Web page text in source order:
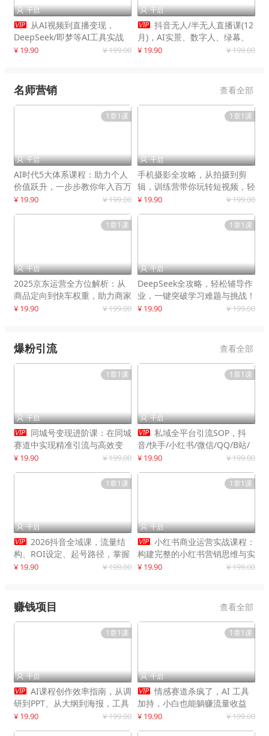
 千启
 从AI视频到直播变现，
DeepSeek/即梦等AI工具实战
教学，生产爆款视频，打造高流
¥ 19.90 ¥ 199.00
 千启
 抖音无人/半无人直播课(12
月)，AI实景、数字人、绿幕、
多种玩法、24小时自动盈利
¥ 19.90 ¥ 199.00
名师营销 查看全部
1章1课
 千启
AI时代5大体系课程：助力个人
价值跃升，一步步教你年入百万
¥ 19.90 ¥ 199.00
1章1课
 千启
手机摄影全攻略，从拍摄到剪
辑，训练营带你玩转短视频，轻
松拍大片
¥ 19.90 ¥ 199.00
1章1课
 千启
2025京东运营全方位解析：从
商品定向到快车权重，助力商家
打造爆款商品
¥ 19.90 ¥ 199.00
1章1课
 千启
DeepSeek全攻略，轻松辅导作
业，一键突破学习难题与挑战！
¥ 19.90 ¥ 199.00
爆粉引流 查看全部
1章1课
 千启
 同城号变现进阶课：在同城
赛道中实现精准引流与高效变
现，单店月引流成交额提升50%
¥ 19.90 ¥ 199.00
1章1课
 千启
 私域全平台引流SOP，抖
音/快手/小红书/微信/QQ/B站/
闲鱼等，技术合集，高效转化公
¥ 19.90 ¥ 199.00
1章1课
 千启
 2026抖音全域课，流量结
构、ROI设定、起号路径，掌握
平台新规下利润最大化
¥ 19.90 ¥ 199.00
1章1课
 千启
 小红书商业运营实战课程：
构建完整的小红书营销思维与实
战能力，案例店铺月销破百万！
¥ 19.90 ¥ 199.00
赚钱项目 查看全部
1章1课
 千启
 AI课程创作效率指南，从调
研到PPT、从大纲到海报，工具
赋能，打造可持续变现产品线
¥ 19.90 ¥ 199.00
1章1课
 千启
 情感赛道杀疯了，AI 工具
加持，小白也能躺赚流量收益
¥ 19.90 ¥ 199.00